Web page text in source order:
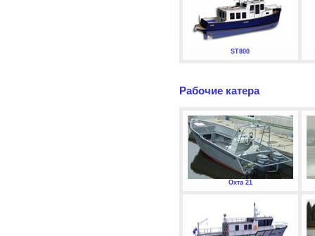
ST800
Рабочие катера
Охта 21